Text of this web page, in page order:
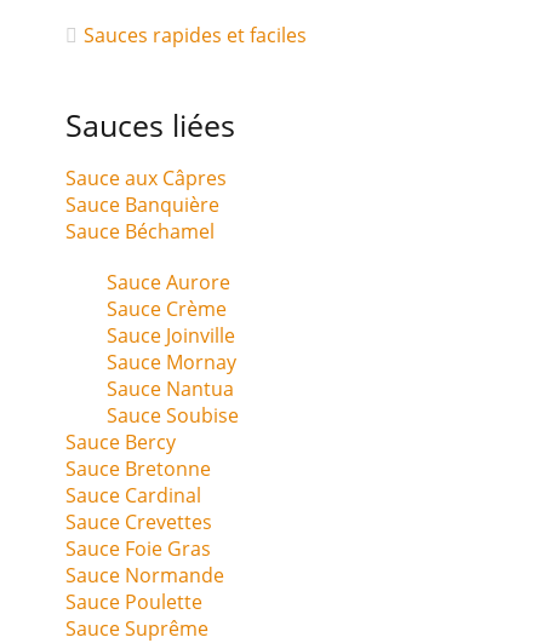
Sauces rapides et faciles
Sauces liées
Sauce aux Câpres
Sauce Banquière
Sauce Béchamel
Sauce Aurore
Sauce Crème
Sauce Joinville
Sauce Mornay
Sauce Nantua
Sauce Soubise
Sauce Bercy
Sauce Bretonne
Sauce Cardinal
Sauce Crevettes
Sauce Foie Gras
Sauce Normande
Sauce Poulette
Sauce Suprême